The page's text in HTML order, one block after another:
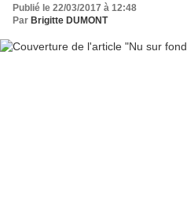
Publié le 22/03/2017 à 12:48
Par Brigitte DUMONT